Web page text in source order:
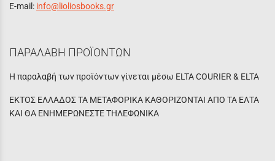
E-mail: info@lioliosbooks.gr
ΠΑΡΑΛΑΒΗ ΠΡΟΪΟΝΤΩΝ
Η παραλαβή των προϊόντων γίνεται μέσω ELTA COURIER & ELTA
ΕΚΤΟΣ ΕΛΛΑΔΟΣ ΤΑ ΜΕΤΑΦΟΡΙΚΑ ΚΑΘΟΡΙΖΟΝΤΑΙ ΑΠΟ ΤΑ ΕΛΤΑ
ΚΑΙ ΘΑ ΕΝΗΜΕΡΩΝΕΣΤΕ ΤΗΛΕΦΩΝΙΚΑ